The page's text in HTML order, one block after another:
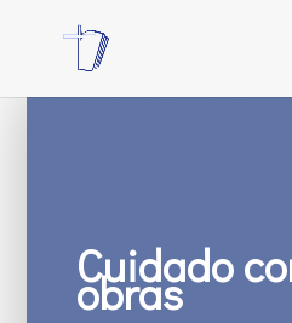
Cuidado
obras